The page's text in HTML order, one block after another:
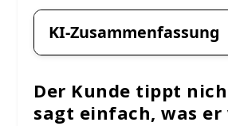
KI-Zusammenfassung
Der Kunde tippt
sagt einfach, was